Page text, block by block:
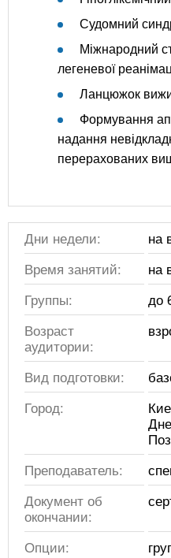
Судомний
Міжнародний
легеневої
Ланцюжок
Формування
надання
перерахованих
Дни недели:
на
Время занятий:
на
Группы:
до
Возраст
аудитории:
Вид подготовки:
Город:
Преподаватель:
Документ об
окончании:
Опции: